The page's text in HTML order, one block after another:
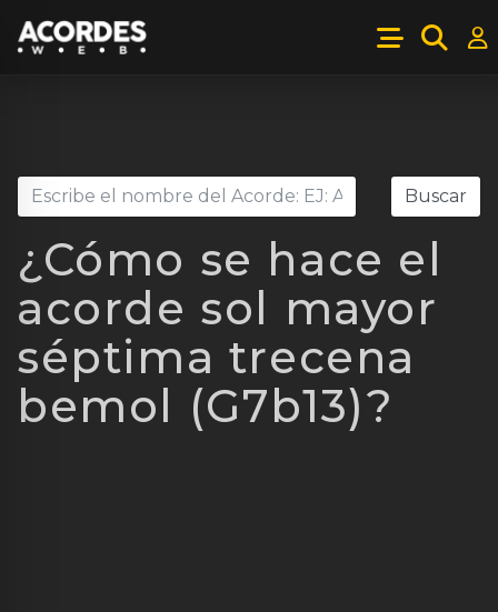
¿Cómo se hace el
acorde sol mayor
séptima trecena
bemol (G7b13)?